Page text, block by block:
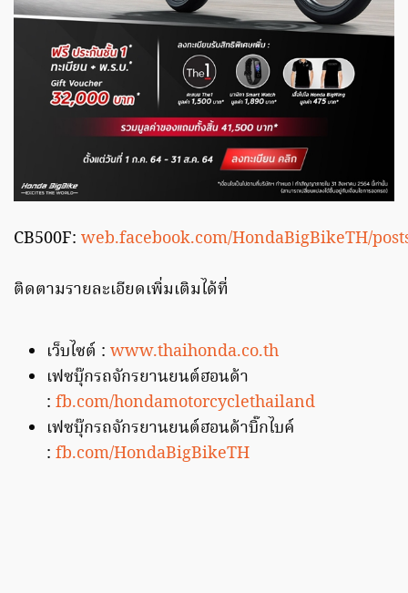
CB500F: web.facebook.com/HondaBigBikeTH/
ติดตามรายละเอียดเพิ่มเติมได้ที่
เว็บไซต์ : www.thaihonda.co.th
เฟซบุ๊กรถจักรยานยนต์ฮอนด้า
: fb.com/hondamotorcyclethailand
เฟซบุ๊กรถจักรยานยนต์ฮอนด้าบิ๊กไบค์
: fb.com/HondaBigBikeTH